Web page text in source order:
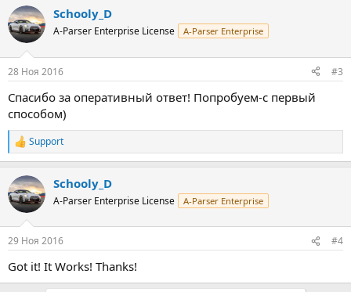
к
ц
и
Schooly_D
A-Parser Enterprise License A-Parser Enterprise
28 Ноя 2016 #3
Спасибо за оперативный ответ! Попробуем-с первый
способом)
Р
е
к
ц
и
Support
Schooly_D
A-Parser Enterprise License A-Parser Enterprise
29 Ноя 2016 #4
Got it! It Works! Thanks!